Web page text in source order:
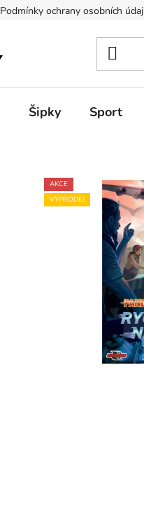
Podmínky ochrany osobních
Šipky Sport
AKCE
VÝPRODEJ